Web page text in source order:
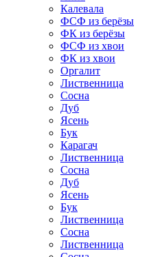
Калевала
ФСФ из берёзы
ФК из берёзы
ФСФ из хвои
ФК из хвои
Оргалит
Лиственница
Сосна
Дуб
Ясень
Бук
Карагач
Лиственница
Сосна
Дуб
Ясень
Бук
Лиственница
Сосна
Лиственница